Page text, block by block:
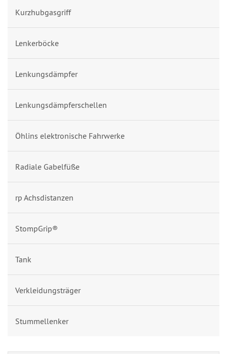
Kurzhubgasgriff
Lenkerböcke
Lenkungsdämpfer
Lenkungsdämpferschellen
Öhlins elektronische Fahrwerke
Radiale Gabelfüße
rp Achsdistanzen
StompGrip®
Tank
Verkleidungsträger
Stummellenker